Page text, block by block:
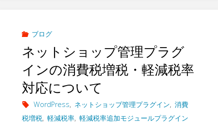
キ
ュ
（3D
ブログ
ネットショップ管理プラグ
インの消費税増税・軽減税率
対応について
WordPress, ネットショップ管理プラグイン, 消費
税増税, 軽減税率, 軽減税率追加モジュールプラグイン